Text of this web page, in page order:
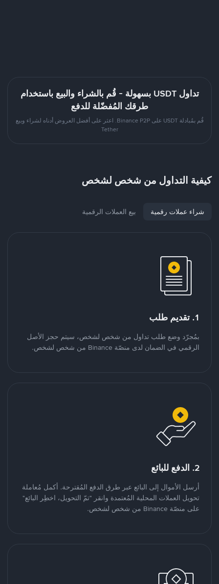
تداول USDT بسهولة - قُم بالشراء والبيع باستخدام
طرقك المُفضّلة للدفع
قُم بمُبادلة USDT على Binance P2P. اعثر على أفضل العروض أدناه لشراء وبيع
Tether
كيفية التداول من شخص لشخص
شراء عملات رقمية بيع العملات الرقمية
1. تقديم طلب
بمُجرّد وضع طلب تداول من شخص لشخص، سيتم حجز الأصل
الرقمي في الضمان لدى منصّة Binance من شخص لشخص.
2. الدفع للبائع
أرسل الأموال إلى البائع عبر طرق الدفع المُقترحة. أكمل مُعاملة
تحويل العملات المحلية المُعتمدة وانقر "تمّ التحويل، اخطِر البائع"
على منصّة Binance من شخص لشخص.